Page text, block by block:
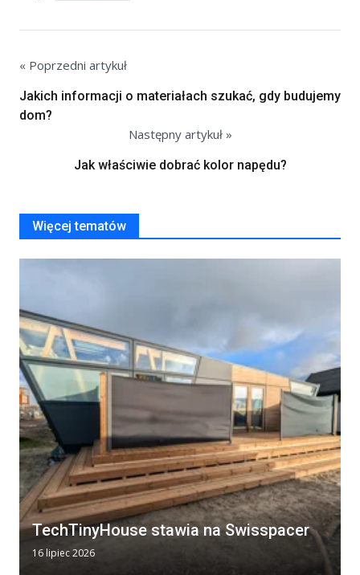
« Poprzedni artykuł
Jakich informacji o materiałach szukać, gdy budujemy
dom?
Następny artykuł »
Jak właściwie dobrać kolor napędu?
Więcej tematów
TechTinyHouse stawia na Swisspacer
16 lipiec 2026